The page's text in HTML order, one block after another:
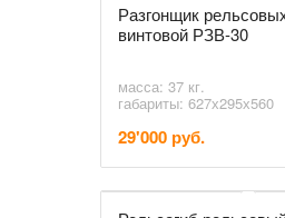
Разгонщик
винтовой РЗВ-30
масса: 37 кг.
габариты: 627х295х560
29'000 руб.